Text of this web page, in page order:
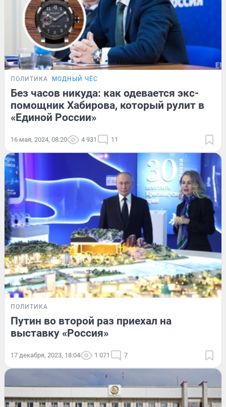
ПОЛИТИКА МОДНЫЙ ЧЁС
Без часов никуда: как одевается экс-
помощник Хабирова, который рулит в
«Единой России»
16 мая, 2024, 08:20 4 931 11
ПОЛИТИКА
Путин во второй раз приехал на
выставку «Россия»
17 декабря, 2023, 18:04 1 071 7